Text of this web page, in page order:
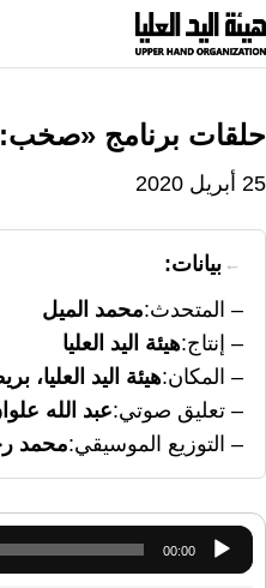
انتقل
إلى
حلقات برنامج
25 أبريل 2020
بيانات:
المتحدث محمد الميل
إنتاج هيئة اليد العليا
المكان هيئة اليد العليا،
تعليق صوتي عبد الله
التوزيع الموسيقي محمد
مشغل
الصوت
00:00